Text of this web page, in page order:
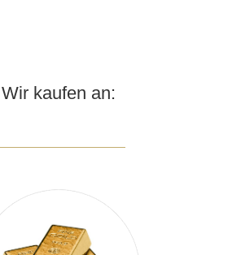
Wir kaufen an: